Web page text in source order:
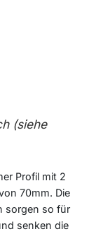
(siehe
Profil mit 2
70mm. Die
sorgen so für
senken die